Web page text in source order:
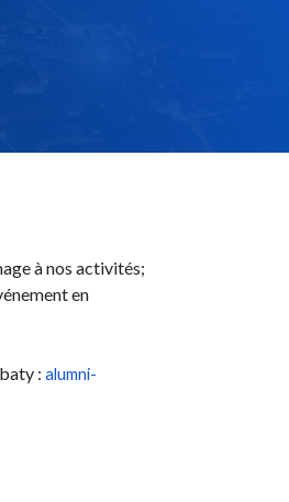
à nos activités;
en
: alumni-